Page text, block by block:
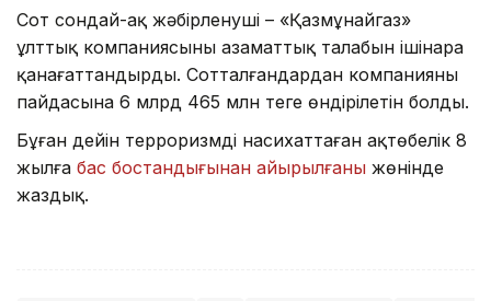
Сот сондай-ақ жәбірленуші – «Қазмұнайгаз»
ұлттық компаниясының азаматтық талабын ішінара
қанағаттандырды. Сотталғандардан компанияның
пайдасына 6 млрд 465 млн теңге өндірілетін болды.
Бұған дейін терроризмді насихаттаған ақтөбелік 8
жылға бас бостандығынан айырылғаны жөнінде
жаздық.